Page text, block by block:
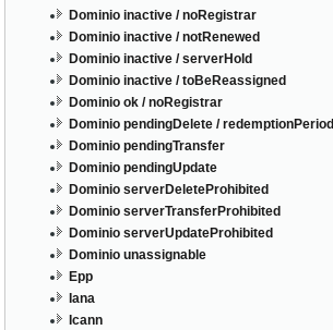
Dominio inactive / noRegistrar
Dominio inactive / notRenewed
Dominio inactive / serverHold
Dominio inactive / toBeReassigned
Dominio ok / noRegistrar
Dominio pendingDelete / redemptionPeriod
Dominio pendingTransfer
Dominio pendingUpdate
Dominio serverDeleteProhibited
Dominio serverTransferProhibited
Dominio serverUpdateProhibited
Dominio unassignable
Epp
Iana
Icann